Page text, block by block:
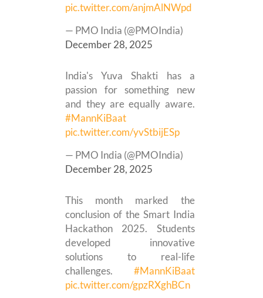
pic.twitter.com/anjmAlNWpd
— PMO India (@PMOIndia)
December 28, 2025
India's Yuva Shakti has a
passion for something new
and they are equally aware.
#MannKiBaat
pic.twitter.com/yvStbijESp
— PMO India (@PMOIndia)
December 28, 2025
This month marked the
conclusion of the Smart India
Hackathon 2025. Students
developed innovative
solutions to real-life
challenges. #MannKiBaat
pic.twitter.com/gpzRXghBCn